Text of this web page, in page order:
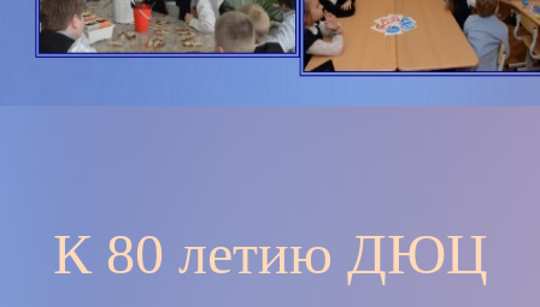
К 80 летию ДЮЦ